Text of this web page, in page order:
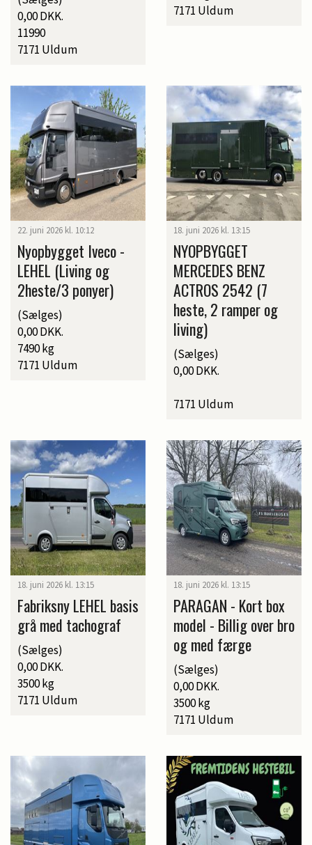
0,00 DKK.
11990
7171 Uldum
7171 Uldum
22. juni 2026 kl. 10:12
Nyopbygget Iveco -
LEHEL (Living og
2heste/3 ponyer)
(Sælges)
0,00 DKK.
7490 kg
7171 Uldum
18. juni 2026 kl. 13:15
NYOPBYGGET
MERCEDES BENZ
ACTROS 2542 (7
heste, 2 ramper og
living)
(Sælges)
0,00 DKK.
7171 Uldum
18. juni 2026 kl. 13:15
Fabriksny LEHEL basis
grå med tachograf
(Sælges)
0,00 DKK.
3500 kg
7171 Uldum
18. juni 2026 kl. 13:15
PARAGAN - Kort box
model - Billig over bro
og med færge
(Sælges)
0,00 DKK.
3500 kg
7171 Uldum